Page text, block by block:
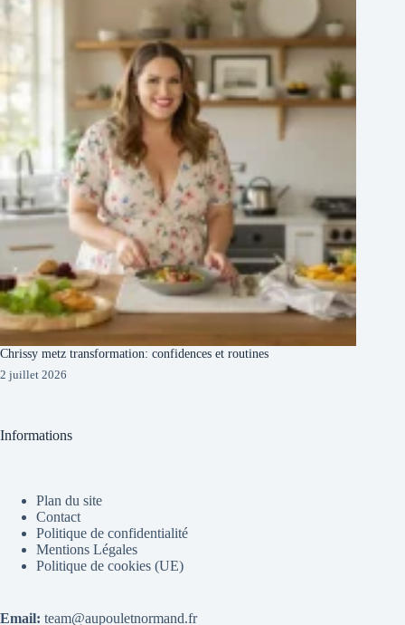
Chrissy metz transformation: confidences et routines
2 juillet 2026
Informations
Plan du site
Contact
Politique de confidentialité
Mentions Légales
Politique de cookies (UE)
Email: team@aupouletnormand.fr